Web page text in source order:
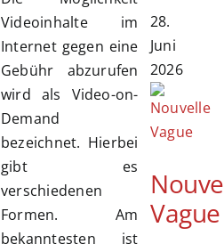
Videoinhalte im
Internet gegen eine
Gebühr abzurufen
wird als Video-on-
Demand
bezeichnet. Hierbei
gibt es
verschiedenen
Formen. Am
bekanntesten ist
28.
Juni
2026
Vague